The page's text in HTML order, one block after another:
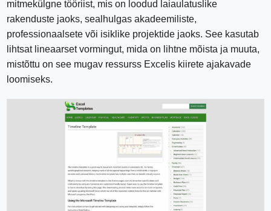
mitmekülgne tööriist, mis on loodud laiaulatuslike
rakenduste jaoks, sealhulgas akadeemiliste,
professionaalsete või isiklike projektide jaoks. See kasutab
lihtsat lineaarset vormingut, mida on lihtne mõista ja muuta,
mistõttu on see mugav ressurss Excelis kiirete ajakavade
loomiseks.